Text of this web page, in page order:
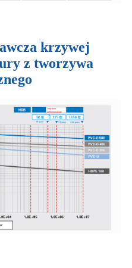
krzywej
z tworzywa